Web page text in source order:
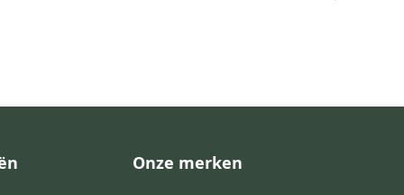
Onze merken